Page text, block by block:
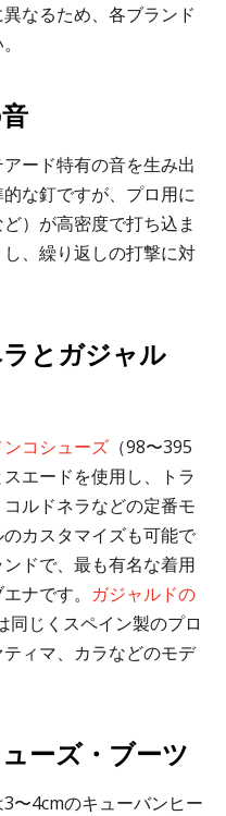
なるため、各ブランド
ード特有の音を生み出
な釘ですが、プロ用に
）が高密度で打ち込ま
、繰り返しの打撃に対
とガジャル
コシューズ （98〜395
エードを使用し、トラ
ルドネラなどの定番モ
カスタマイズも可能で
ドで、最も有名な着用
ナです。 ガジャルドの
同じくスペイン製のプロ
ィマ、カラなどのモデ
ーズ・ブーツ
〜4cmのキューバンヒー